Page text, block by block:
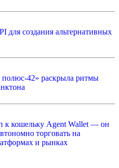
для создания альтернативных
42» раскрыла ритмы
к кошельку Agent Wallet — он
торговать на
и рынках